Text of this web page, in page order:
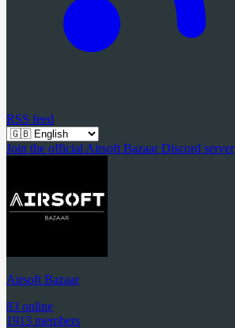
RSS feed
Join the official Airsoft Bazaar Discord server
Airsoft Bazaar
83 online
1913 members